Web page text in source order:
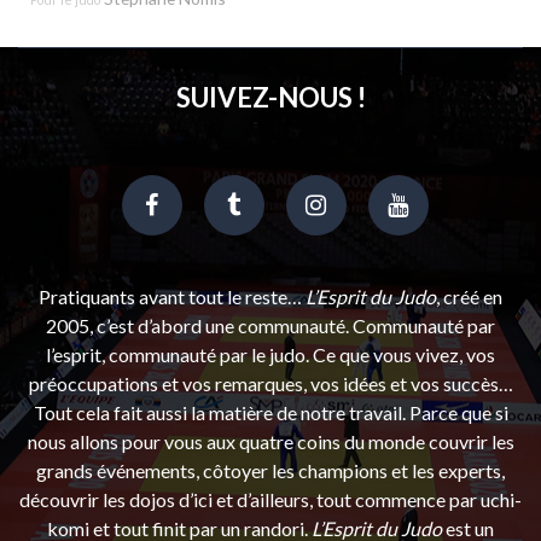
SUIVEZ-NOUS !
Pratiquants avant tout le reste…L’Esprit du Judo, créé en
2005, c’est d’abord une communauté. Communauté par
l’esprit, communauté par le judo. Ce que vous vivez, vos
préoccupations et vos remarques, vos idées et vos succès…
Tout cela fait aussi la matière de notre travail. Parce que si
nous allons pour vous aux quatre coins du monde couvrir les
grands événements, côtoyer les champions et les experts,
découvrir les dojos d’ici et d’ailleurs, tout commence par uchi-
komi et tout finit par un randori.L’Esprit du Judoest un